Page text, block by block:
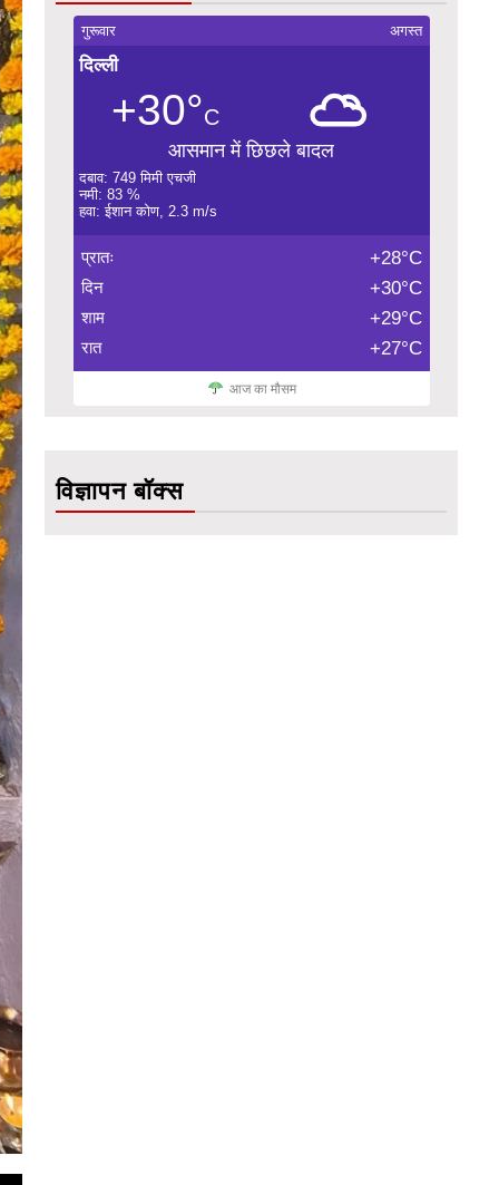
गुरूवार अगस्त
दिल्ली
+30°C
आसमान में छिछले बादल
दबाव: 749 मिमी एचजी
नमी: 83 %
हवा: ईशान कोण, 2.3 m/s
प्रातः +28°C
दिन +30°C
शाम +29°C
रात +27°C
आज का मौसम
विज्ञापन बॉक्स